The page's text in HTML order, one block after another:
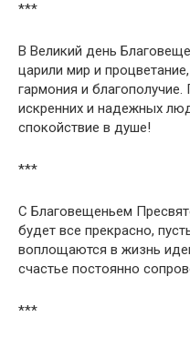
***
В Великий день
царили мир и
гармония и
искренних и надежных
спокойствие в душе!
***
С Благовещеньем
будет все прекрасно,
воплощаются в жизнь
счастье постоянно
***